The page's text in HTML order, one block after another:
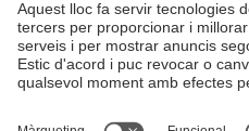
Tel. 93 4137194
jose.luis.grande@upc.edu
Formulari de contacte